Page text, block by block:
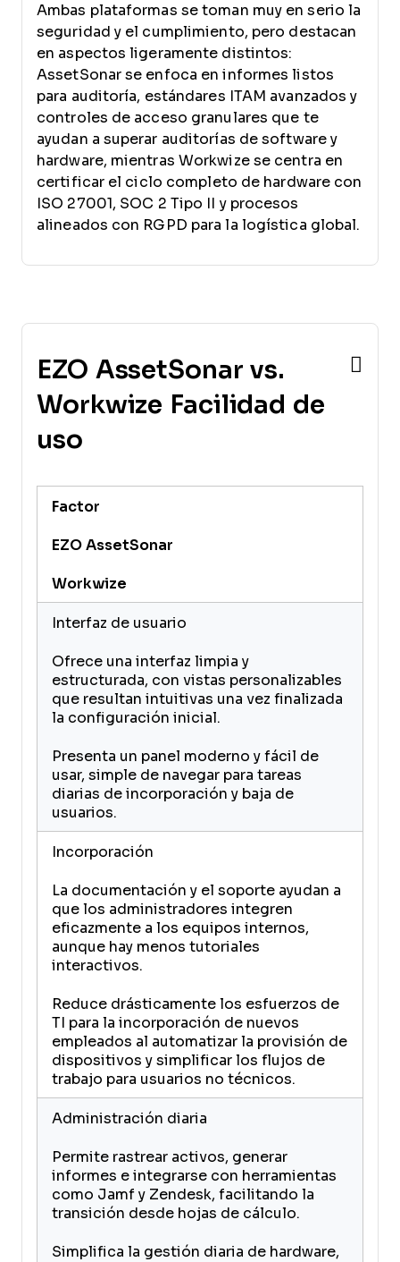
Ambas plataformas se toman muy en serio la
seguridad y el cumplimiento, pero destacan
en aspectos ligeramente distintos:
AssetSonar se enfoca en informes listos
para auditoría, estándares ITAM avanzados y
controles de acceso granulares que te
ayudan a superar auditorías de software y
hardware, mientras Workwize se centra en
certificar el ciclo completo de hardware con
ISO 27001, SOC 2 Tipo II y procesos
alineados con RGPD para la logística global.
EZO AssetSonar vs.
Workwize Facilidad de
uso
Factor
EZO AssetSonar
Workwize
Interfaz de usuario
Ofrece una interfaz limpia y
estructurada, con vistas personalizables
que resultan intuitivas una vez finalizada
la configuración inicial.
Presenta un panel moderno y fácil de
usar, simple de navegar para tareas
diarias de incorporación y baja de
usuarios.
Incorporación
La documentación y el soporte ayudan a
que los administradores integren
eficazmente a los equipos internos,
aunque hay menos tutoriales
interactivos.
Reduce drásticamente los esfuerzos de
TI para la incorporación de nuevos
empleados al automatizar la provisión de
dispositivos y simplificar los flujos de
trabajo para usuarios no técnicos.
Administración diaria
Permite rastrear activos, generar
informes e integrarse con herramientas
como Jamf y Zendesk, facilitando la
transición desde hojas de cálculo.
Simplifica la gestión diaria de hardware,